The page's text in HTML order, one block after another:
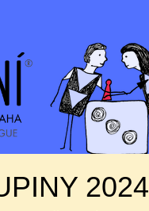
2024